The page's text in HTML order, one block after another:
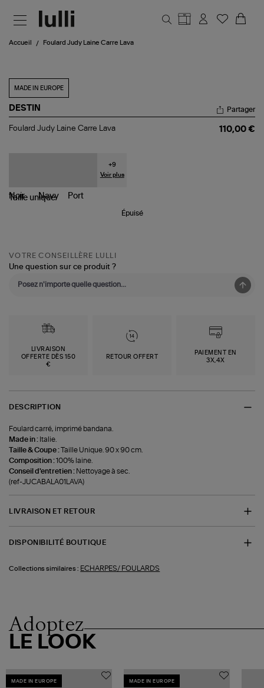
Accueil Foulard Judy Laine Carre Lava
MADE IN EUROPE
DESTIN
Foulard
Partager
Foulard Judy Laine Carre Lava 110,00 €
+9
Voir plus
Taille unique
Épuisé
VOTRE CONSEILLÈRE LULLI
Une question sur ce produit ?
LIVRAISON
OFFERTE DÈS 150
€
RETOUR OFFERT
PAIEMENT EN
3X,4X
DESCRIPTION
Foulard carré, imprimé bandana.
Made in : Italie.
Taille & Coupe :Taille Unique. 90 x 90 cm.
Composition :100% laine.
Conseil d'entretien : Nettoyage à sec.
(ref-JUCABALA01LAVA)
LIVRAISON ET RETOUR
DISPONIBILITÉ BOUTIQUE
Collections similaires : ECHARPES/ FOULARDS
Adoptez
LE LOOK
MADE IN EUROPE MADE IN EUROPE